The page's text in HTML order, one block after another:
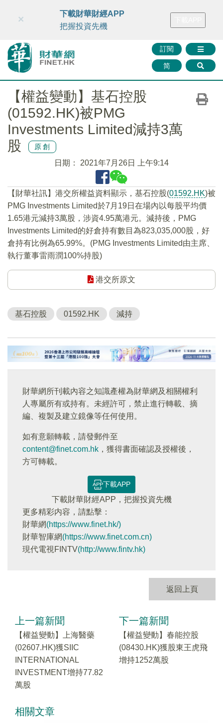
財華智庫網 FINTV FINMETA 財華證券 媒體矩陣
訂閱
简
×
下載財華財經APP
把握投資先機
【權益變動】基石控股
(01592.HK)被PMG
Investments Limited減持3萬
股
原創
日期： 2021年7月26日 上午9:14
【財華社訊】港交所權益資料顯示，基石控股(01592.HK)被
PMG Investments Limited於7月19日在場內以每股平均價
1.65港元減持3萬股，涉資4.95萬港元。減持後，PMG
Investments Limited的好倉持有數目為823,035,000股，好
倉持有比例為65.99%。(PMG Investments Limited由主席、
執行董事雷雨潤100%持股)
港交所原文
基石控股 01592.HK 減持
財華網所刊載內容之知識產權為財華網及相關權利
人專屬所有或持有。未經許可，禁止進行轉載、摘
編、複製及建立鏡像等任何使用。
如有意願轉載，請發郵件至
content@finet.com.hk ，獲得書面確認及授權後，
方可轉載。
下載APP
下載財華財經APP，把握投資先機
更多精彩内容，請點擊：
財華網(https://www.finet.hk/)
財華智庫網(https://www.finet.com.cn)
現代電視FINTV(http://www.fintv.hk)
返回上頁
上一篇新聞
【權益變動】上海醫藥
(02607.HK)獲SIIC
INTERNATIONAL
INVESTMENT增持77.82
萬股
下一篇新聞
【權益變動】春能控股
(08430.HK)獲股東王虎飛
增持1252萬股
相關文章